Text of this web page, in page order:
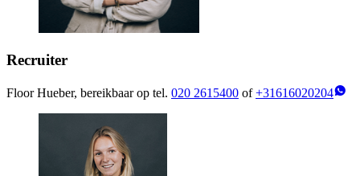
Recruiter
Floor Hueber, bereikbaar op tel. 020 2615400 of+31616020204